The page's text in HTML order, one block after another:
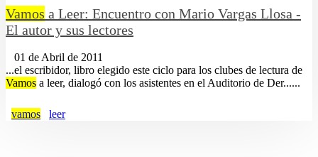
Vamos a Leer: Encuentro con Mario Vargas Llosa -
El autor y sus lectores
01 de Abril de 2011
...el escribidor, libro elegido este ciclo para los clubes de lectura de
Vamos a leer, dialogó con los asistentes en el Auditorio de Der......
vamos leer